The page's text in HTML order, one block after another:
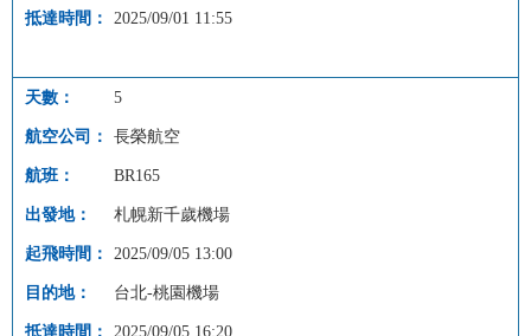
2025/09/01 11:55
5
長榮航空
BR165
札幌新千歲機場
2025/09/05 13:00
台北-桃園機場
2025/09/05 16:20